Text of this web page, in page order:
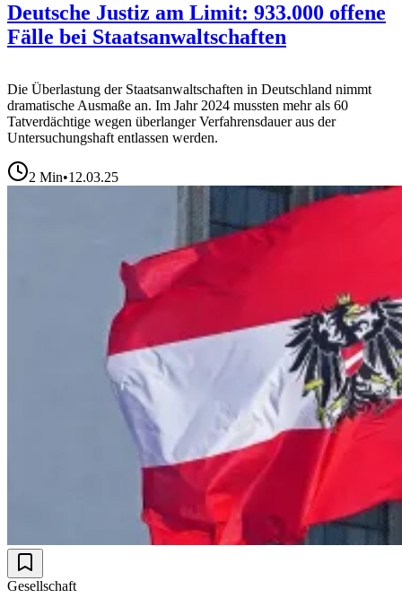
Deutsche Justiz am Limit: 933.000 offene
Fälle bei Staatsanwaltschaften
Die Überlastung der Staatsanwaltschaften in Deutschland nimmt
dramatische Ausmaße an. Im Jahr 2024 mussten mehr als 60
Tatverdächtige wegen überlanger Verfahrensdauer aus der
Untersuchungshaft entlassen werden.
2 Min•12.03.25
Gesellschaft